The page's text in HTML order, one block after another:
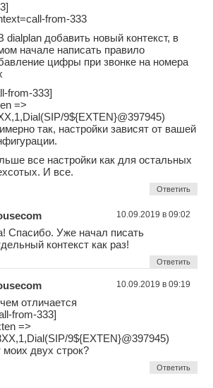
from-333
dialplan добавить новый контекст, в
начале написать правило
цифры при звонке на номера
from-333]
=>
9${EXTEN}@397945)
так, настройки зависят от вашей
все настройки как для остальных
И все.
Ответить
10.09.2019 в 09:02
Спасибо. Уже начал писать
контекст как раз!
Ответить
10.09.2019 в 09:19
отличается
from-333]
=>
9${EXTEN}@397945)
моих двух строк?
Ответить